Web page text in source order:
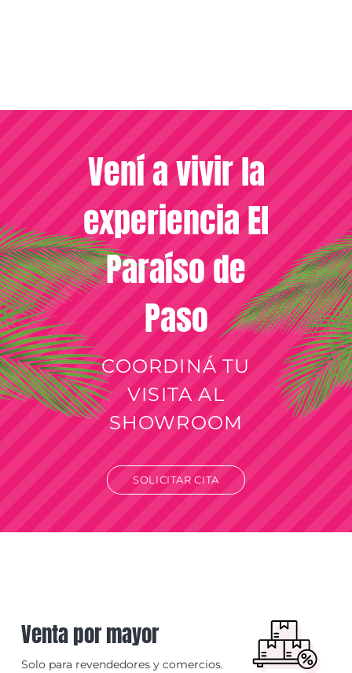
Vení a vivir la
experiencia El
Paraíso de
Paso
COORDINÁ TU
VISITA AL
SHOWROOM
SOLICITAR CITA
Venta por mayor
Solo para revendedores y comercios.